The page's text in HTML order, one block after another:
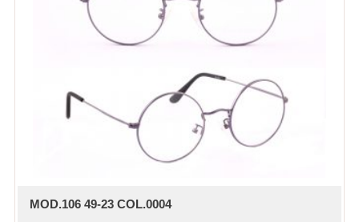
MOD.106 49-23 COL.0004